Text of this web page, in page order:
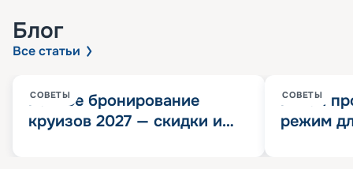
Блог
Все статьи
СОВЕТЫ
Раннее бронирование
круизов 2027 — скидки и
СОВЕТЫ
Китай
режим